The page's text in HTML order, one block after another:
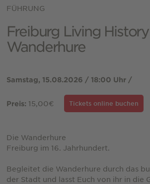
FÜHRUNG
Freiburg Living
Wanderhure
Samstag, 15.08.2026 / 18:00 Uhr /
Preis: 15,00€ Tickets online buchen
Die Wanderhure
Freiburg im 16. Jahrhundert.
Begleitet die Wanderhure durch das
der Stadt und lasst Euch von ihr in die